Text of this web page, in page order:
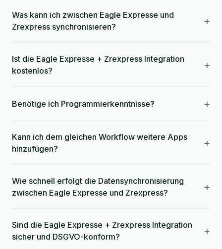
Was kann ich zwischen Eagle Expresse und
Zrexpress synchronisieren?
+
Ist die Eagle Expresse + Zrexpress Integration
kostenlos?
+
Benötige ich Programmierkenntnisse? +
Kann ich dem gleichen Workflow weitere Apps
hinzufügen?
+
Wie schnell erfolgt die Datensynchronisierung
zwischen Eagle Expresse und Zrexpress?
+
Sind die Eagle Expresse + Zrexpress Integration
sicher und DSGVO-konform?
+